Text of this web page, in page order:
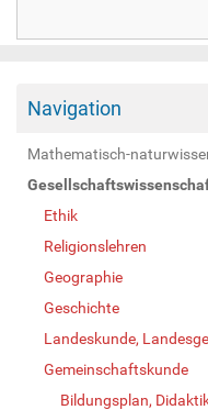
Navigation
Mathematisch-
Ethik
Religionslehren
Geographie
Geschichte
Landeskunde,
Gemeinschaftskunde
Bildungsplan,